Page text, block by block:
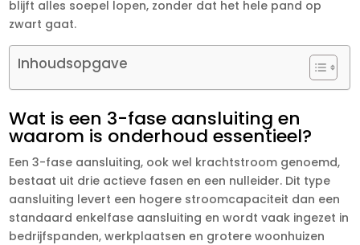
blijft alles soepel lopen, zonder dat het hele pand op
zwart gaat.​
Inhoudsopgave
Wat is een 3-fase aansluiting en
waarom is onderhoud essentieel?
Een 3-fase aansluiting, ook wel krachtstroom genoemd,
bestaat uit drie actieve fasen en een nulleider.​ Dit type
aansluiting levert een hogere stroomcapaciteit dan een
standaard enkelfase aansluiting en wordt vaak ingezet in
bedrijfspanden, werkplaatsen en grotere woonhuizen